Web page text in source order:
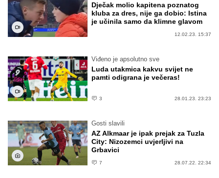
Dječak molio kapitena poznatog
kluba za dres, nije ga dobio: Istina
je učinila samo da klimne glavom
12.02.23. 15:37
Viđeno je apsolutno sve
Luda utakmica kakvu svijet ne
pamti odigrana je večeras!
3 28.01.23. 23:23
Gosti slavili
AZ Alkmaar je ipak prejak za Tuzla
City: Nizozemci uvjerljivi na
Grbavici
7 28.07.22. 22:34